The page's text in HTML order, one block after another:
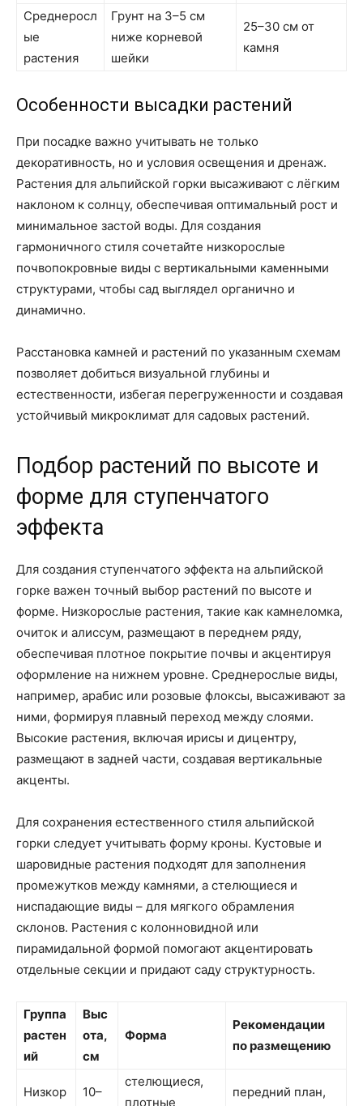
Среднеросл
ые
растения
Грунт на 3–5 см
ниже корневой
шейки
25–30 см от
камня
Особенности высадки растений
При посадке важно учитывать не только
декоративность, но и условия освещения и дренаж.
Растения для альпийской горки высаживают с лёгким
наклоном к солнцу, обеспечивая оптимальный рост и
минимальное застой воды. Для создания
гармоничного стиля сочетайте низкорослые
почвопокровные виды с вертикальными каменными
структурами, чтобы сад выглядел органично и
динамично.
Расстановка камней и растений по указанным схемам
позволяет добиться визуальной глубины и
естественности, избегая перегруженности и создавая
устойчивый микроклимат для садовых растений.
Подбор растений по высоте и
форме для ступенчатого
эффекта
Для создания ступенчатого эффекта на альпийской
горке важен точный выбор растений по высоте и
форме. Низкорослые растения, такие как камнеломка,
очиток и алиссум, размещают в переднем ряду,
обеспечивая плотное покрытие почвы и акцентируя
оформление на нижнем уровне. Среднерослые виды,
например, арабис или розовые флоксы, высаживают за
ними, формируя плавный переход между слоями.
Высокие растения, включая ирисы и дицентру,
размещают в задней части, создавая вертикальные
акценты.
Для сохранения естественного стиля альпийской
горки следует учитывать форму кроны. Кустовые и
шаровидные растения подходят для заполнения
промежутков между камнями, а стелющиеся и
ниспадающие виды – для мягкого обрамления
склонов. Растения с колонновидной или
пирамидальной формой помогают акцентировать
отдельные секции и придают саду структурность.
Группа
растен
ий
Выс
ота,
см
Форма
Рекомендации
по размещению
Низкор
10–
стелющиеся,
плотные
передний план,